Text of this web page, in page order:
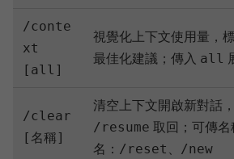
/conte
xt
[all]
視覺化上下文使用量，
最佳化建議；傳入 all
/clear
[名稱]
清空上下文開啟新對話
/resume 取回；可傳
名： /reset 、 /new